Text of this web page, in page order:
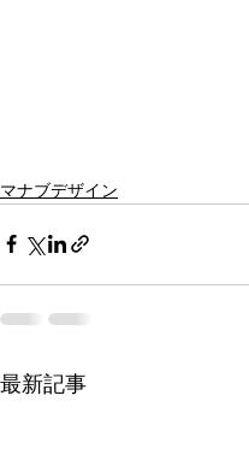
マナブデザイン
最新記事